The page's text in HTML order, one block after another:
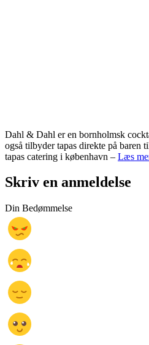
Dahl & Dahl er en bornholmsk
også tilbyder tapas direkte på baren
tapas catering i københavn – Læs
Skriv en anmeldelse
Din Bedømmelse